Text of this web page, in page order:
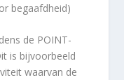
begaafdheid)
de POINT-
is bijvoorbeeld
waarvan de